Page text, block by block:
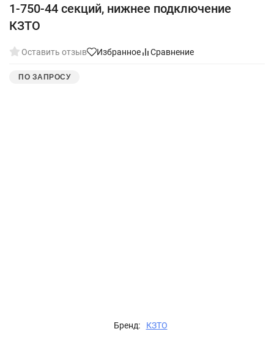
1-750-44 секций, нижнее подключение
КЗТО
Оставить отзыв Избранное Сравнение
ПО ЗАПРОСУ
Бренд: КЗТО